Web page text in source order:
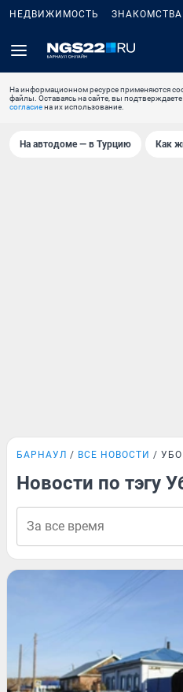
НЕДВИЖИМОСТЬ ЗНАКОМСТВА
На информационном ресурсе применяются
файлы. Оставаясь на сайте, вы подтверждаете
согласиена их использование.
На автодоме — в Турцию Как
БАРНАУЛ ВСЕ НОВОСТИ
Новости по тэгу